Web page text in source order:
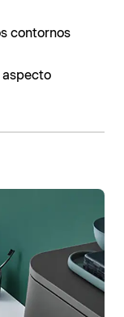
contornos
aspecto